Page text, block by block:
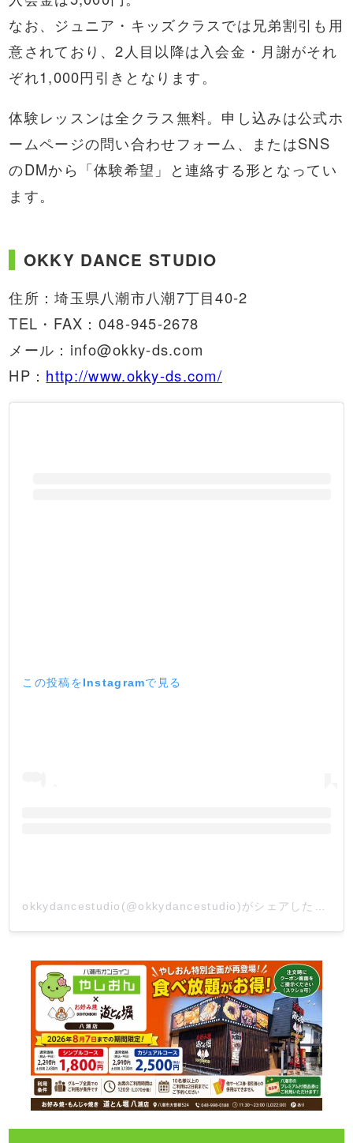
なお、ジュニア・キッズクラスでは兄弟割引も用
意されており、2人目以降は入会金・月謝がそれ
ぞれ1,000円引きとなります。
体験レッスンは全クラス無料。申し込みは公式ホ
ームページの問い合わせフォーム、またはSNS
のDMから「体験希望」と連絡する形となってい
ます。
OKKY DANCE STUDIO
住所：埼玉県八潮市八潮7丁目40-2
TEL・FAX：048-945-2678
メール： info@okky-ds.com
HP： http://www.okky-ds.com/
この投稿をInstagramで見る
okkydancestudio(@okkydancestudio)がシェアした投稿